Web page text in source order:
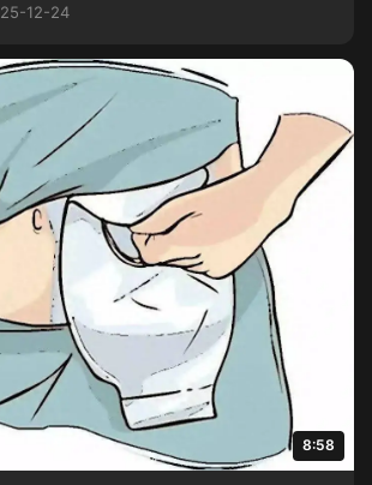
12-24
8:58